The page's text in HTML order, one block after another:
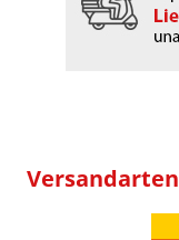
Versandarten